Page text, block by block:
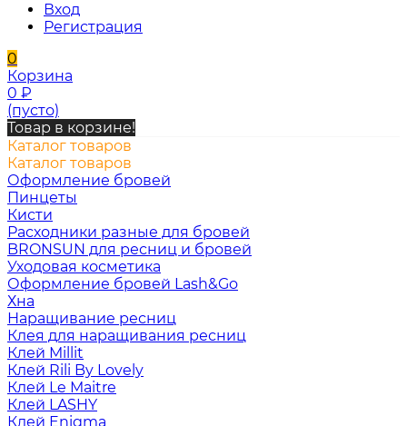
Вход
Регистрация
0
Корзина
0 ₽
(пусто)
Товар в корзине!
Каталог товаров
Каталог товаров
Оформление бровей
Пинцеты
Кисти
Расходники разные для бровей
BRONSUN для ресниц и бровей
Уходовая косметика
Оформление бровей Lash&Go
Хна
Наращивание ресниц
Клея для наращивания ресниц
Клей Millit
Клей Rili By Lovely
Клей Le Maitre
Клей LASHY
Клей Enigma